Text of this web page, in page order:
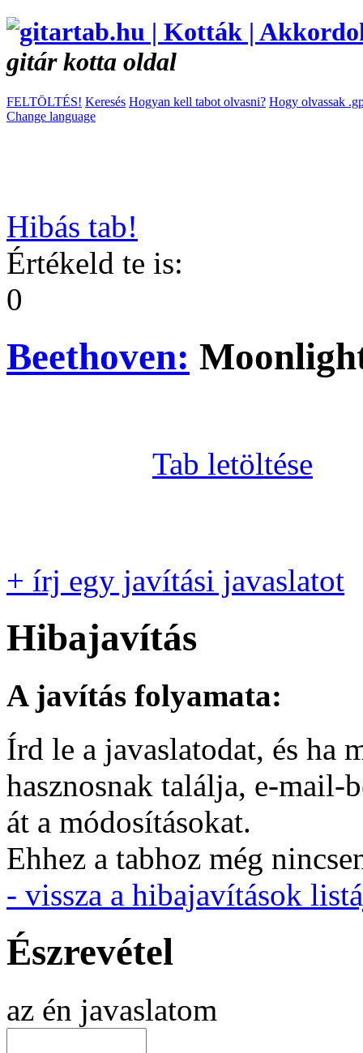
gitár kotta oldal
FELTÖLTÉS! Keresés Hogyan kell tabot olvasni? Hogy olvassak
Change language
Hibás tab!
Értékeld te is:
0
Beethoven:
Tab letöltése
+ írj egy javítási javaslatot
Hibajavítás
A javítás folyamata:
Írd le a javaslatodat, és ha
hasznosnak találja, e-mail-
át a módosításokat.
Ehhez a tabhoz még
- vissza a hibajavítások
Észrevétel
az én javaslatom